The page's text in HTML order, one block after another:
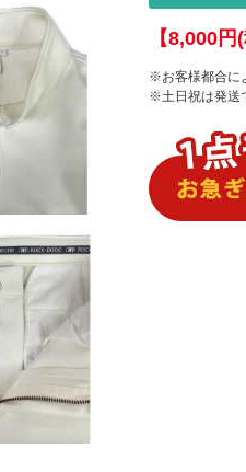
【8,000
※お客様都合に
※土日祝は発送